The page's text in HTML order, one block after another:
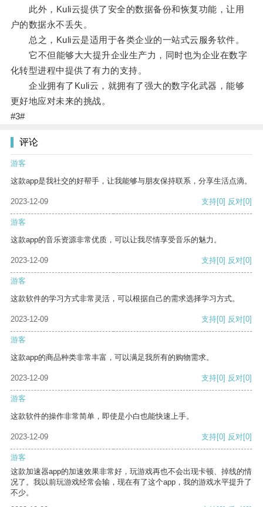
此外，Kuli云提供了安全的数据备份和恢复功能，让用
户的数据永不丢失。
总之，Kuli云是适用于各类企业的一站式云服务软件。
它不但能够大大提升企业生产力，同时也为企业在数字
化转型进程中提供了有力的支持。
企业拥有了Kuli云，就拥有了强大的数字化武器，能够
更好地应对未来的挑战。
#3#
评论
游客
这款app是我社交的好帮手，让我能够与朋友保持联系，分享生活点滴。
2023-12-09 支持[0] 反对[0]
游客
这款app的音乐资源非常优质，可以让我尽情享受音乐的魅力。
2023-12-09 支持[0] 反对[0]
游客
这款软件的学习方式非常灵活，可以根据自己的需求选择学习方式。
2023-12-09 支持[0] 反对[0]
游客
这款app的商品种类非常丰富，可以满足我所有的购物需求。
2023-12-09 支持[0] 反对[0]
游客
这款软件的操作非常简单，即使是小白也能快速上手。
2023-12-09 支持[0] 反对[0]
游客
这款加速器app的加速效果非常好，玩游戏再也不会出现卡顿、掉线的情
况了。我以前玩游戏经常会输，现在有了这个app，我的游戏水平提升了
不少。